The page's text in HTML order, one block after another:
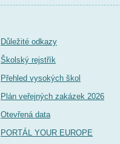
Důležité odkazy
Školský rejstřík
Přehled vysokých škol
Plán veřejných zakázek 2026
Otevřená data
PORTÁL YOUR EUROPE